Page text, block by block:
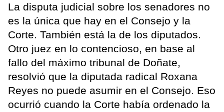
La disputa judicial sobre los senadores no
es la única que hay en el Consejo y la
Corte. También está la de los diputados.
Otro juez en lo contencioso, en base al
fallo del máximo tribunal de Doñate,
resolvió que la diputada radical Roxana
Reyes no puede asumir en el Consejo. Eso
ocurrió cuando la Corte había ordenado la